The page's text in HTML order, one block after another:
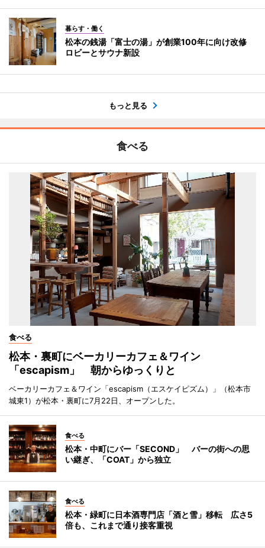
暮らす・働く
松本の銭湯「富士の湯」が創業100年に向け改修
ロビーとサウナ新設
もっと見る
食べる
食べる
松本・裏町にベーカリーカフェ＆ワイン
「escapism」 朝からゆっくりと
ベーカリーカフェ＆ワイン「escapism（エスケイピズム）」（松本市
城東1）が松本・裏町に7月22日、オープンした。
食べる
松本・中町にバー「SECOND」 バーの街への思
い継ぎ、「COAT」から独立
食べる
松本・緑町に日本酒専門店「酒と雪」移転 広さ5
倍も、これまで通り接客重視